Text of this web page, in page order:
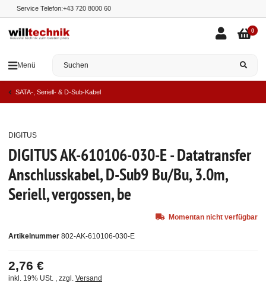
Service Telefon:+43 720 8000 60
Menü
0
SATA-, Seriell- & D-Sub-Kabel
DIGITUS AK-610106-030-E - Datatransfer
Anschlusskabel, D-Sub9 Bu/Bu, 3.0m,
Seriell, vergossen, be
Artikelnummer 802-AK-610106-030-E
DIGITUS
2,76 €
inkl. 19% USt. , zzgl. Versand
Momentan nicht verfügbar